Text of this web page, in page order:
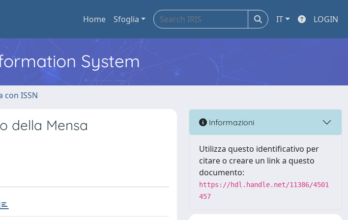
Home Sfoglia IT LOGIN
System
con ISSN
della Mensa
Informazioni
Utilizza questo identificativo per
citare o creare un link a questo
documento:
https://hdl.handle.net/11386/4501
457